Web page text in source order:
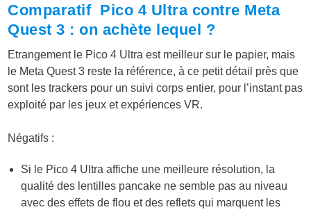
Comparatif Pico 4 Ultra contre Meta
Quest 3 : on achète lequel ?
Etrangement le Pico 4 Ultra est meilleur sur le papier, mais
le Meta Quest 3 reste la référence, à ce petit détail près que
sont les trackers pour un suivi corps entier, pour l’instant pas
exploité par les jeux et expériences VR.
Négatifs :
Si le Pico 4 Ultra affiche une meilleure résolution, la
qualité des lentilles pancake ne semble pas au niveau
avec des effets de flou et des reflets qui marquent les